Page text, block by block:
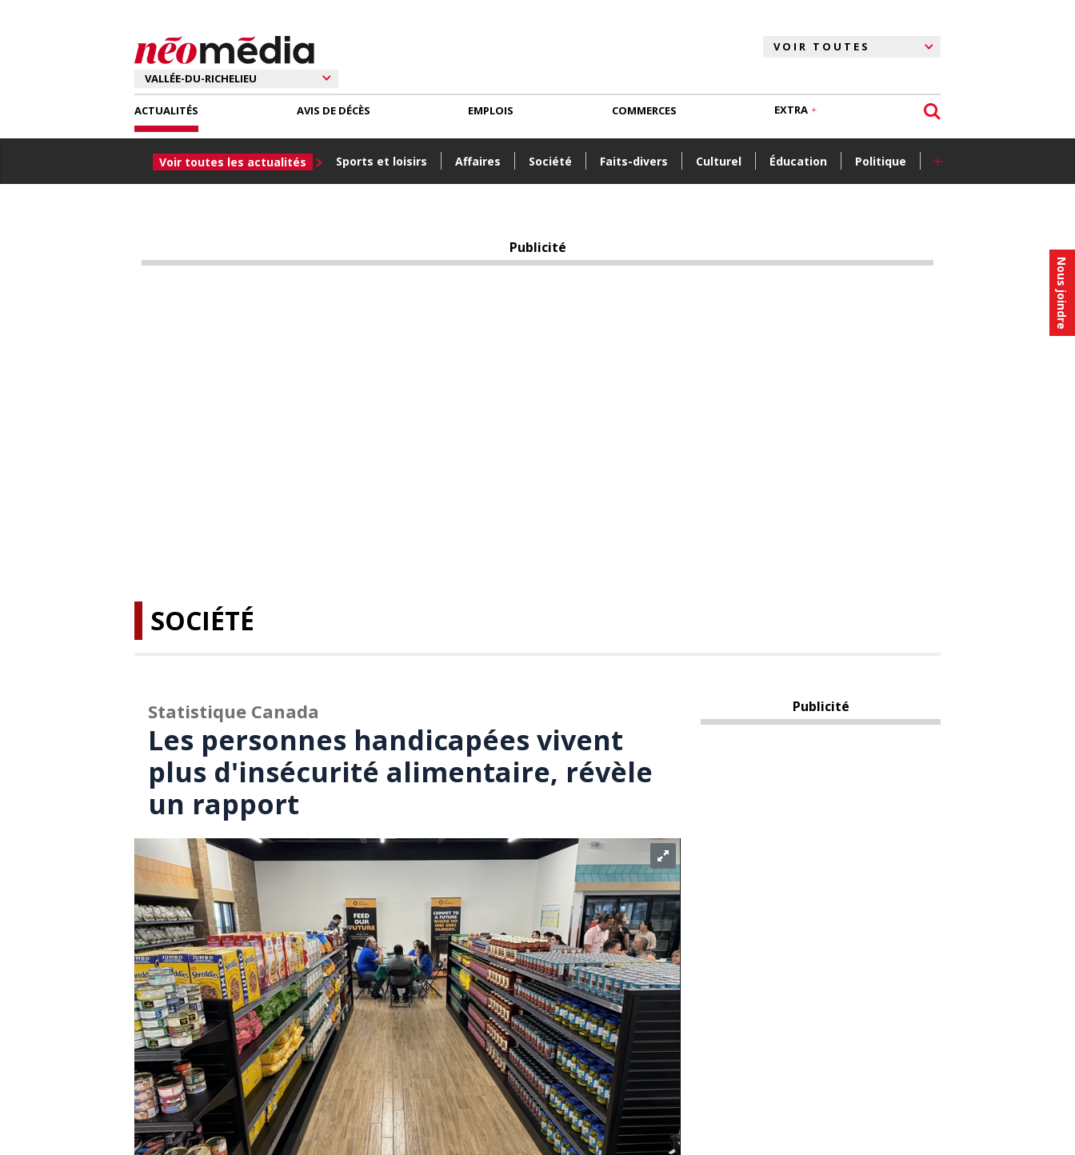
Nous joindre
ACTUALITÉS
Voir toutes les actualités Sports et loisirs Affaires Société Faits-divers Culturel Éducation Politique +
AVIS DE DÉCÈS EMPLOIS COMMERCES EXTRA
Publicité
SOCIÉTÉ
Statistique Canada
Les personnes handicapées vivent
plus d'insécurité alimentaire, révèle
un rapport
Publicité